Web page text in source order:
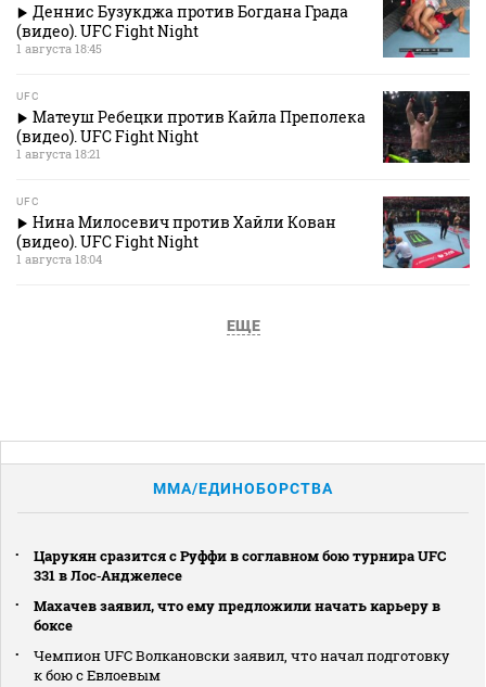
Деннис Бузукджа против Богдана Града
(видео). UFC Fight Night
1 августа 18:45
UFC
Матеуш Ребецки против Кайла Преполека
(видео). UFC Fight Night
1 августа 18:21
UFC
Нина Милосевич против Хайли Кован
(видео). UFC Fight Night
1 августа 18:04
ЕЩЕ
MMA/ЕДИНОБОРСТВА
Царукян сразится с Руффи в соглавном бою турнира UFC
331 в Лос‑Анджелесе
Махачев заявил, что ему предложили начать карьеру в
боксе
Чемпион UFC Волкановски заявил, что начал подготовку
к бою с Евлоевым